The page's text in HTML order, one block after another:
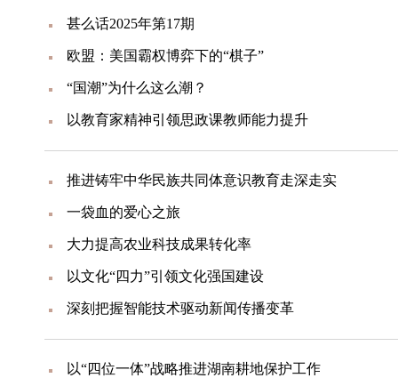
甚么话2025年第17期
欧盟：美国霸权博弈下的“棋子”
“国潮”为什么这么潮？
以教育家精神引领思政课教师能力提升
推进铸牢中华民族共同体意识教育走深走实
一袋血的爱心之旅
大力提高农业科技成果转化率
以文化“四力”引领文化强国建设
深刻把握智能技术驱动新闻传播变革
以“四位一体”战略推进湖南耕地保护工作